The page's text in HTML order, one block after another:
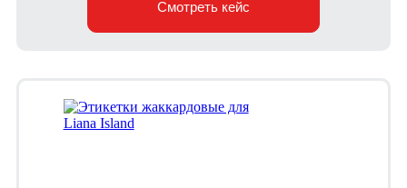
Смотреть кейс